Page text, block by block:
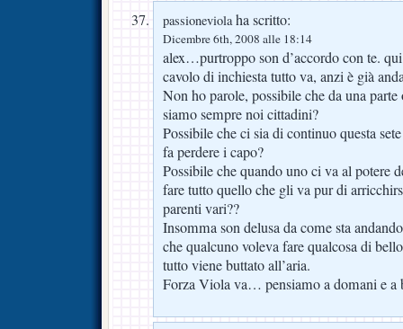
passioneviolaha scritto:
Dicembre 6th, 2008 alle 18:14
alex…purtroppo son d’accordo con te.
cavolo di inchiesta tutto va, anzi è già
Non ho parole, possibile che da una
siamo sempre noi cittadini?
Possibile che ci sia di continuo questa
fa perdere i capo?
Possibile che quando uno ci va al potere
fare tutto quello che gli va pur di
parenti vari??
Insomma son delusa da come sta
che qualcuno voleva fare qualcosa di
tutto viene buttato all’aria.
Forza Viola va… pensiamo a domani e a